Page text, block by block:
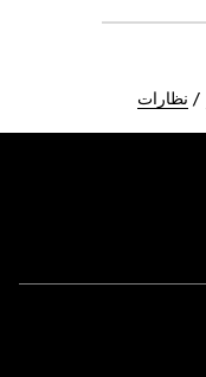
نظارات